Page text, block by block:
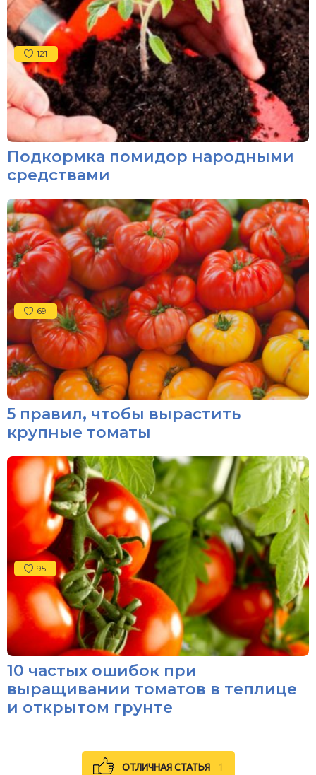
121
Подкормка помидор народными
средствами
69
5 правил, чтобы вырастить
крупные томаты
95
10 частых ошибок при
выращивании томатов в теплице
и открытом грунте
ОТЛИЧНАЯ СТАТЬЯ 1